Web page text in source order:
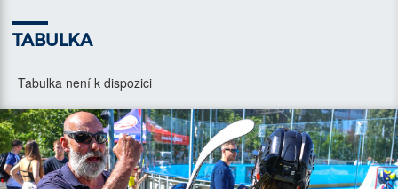
TABULKA
Tabulka není k dispozici